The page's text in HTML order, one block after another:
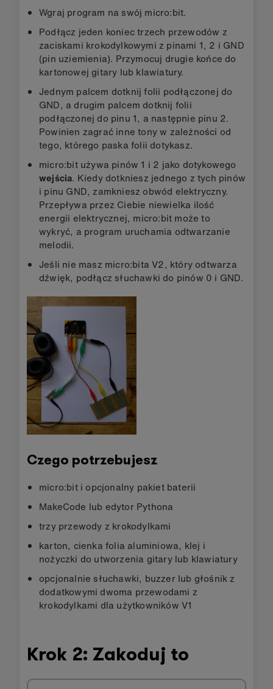
Wgraj program na swój micro:bit.
Podłącz jeden koniec trzech przewodów z
zaciskami krokodylkowymi z pinami 1, 2 i GND
(pin uziemienia). Przymocuj drugie końce do
kartonowej gitary lub klawiatury.
Jednym palcem dotknij folii podłączonej do
GND, a drugim palcem dotknij folii
podłączonej do pinu 1, a następnie pinu 2.
Powinien zagrać inne tony w zależności od
tego, którego paska folii dotykasz.
micro:bit używa pinów 1 i 2 jako dotykowego
wejścia. Kiedy dotkniesz jednego z tych pinów
i pinu GND, zamkniesz obwód elektryczny.
Przepływa przez Ciebie niewielka ilość
energii elektrycznej, micro:bit może to
wykryć, a program uruchamia odtwarzanie
melodii.
Jeśli nie masz micro:bita V2, który odtwarza
dźwięk, podłącz słuchawki do pinów 0 i GND.
Czego potrzebujesz
micro:bit i opcjonalny pakiet baterii
MakeCode lub edytor Pythona
trzy przewody z krokodylkami
karton, cienka folia aluminiowa, klej i
nożyczki do utworzenia gitary lub klawiatury
opcjonalnie słuchawki, buzzer lub głośnik z
dodatkowymi dwoma przewodami z
krokodylkami dla użytkowników V1
Krok 2: Zakoduj to